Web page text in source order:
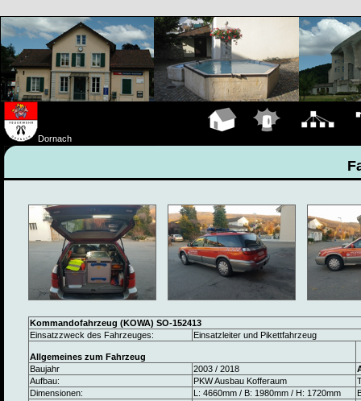
Dornach
Kommandofahrzeug (KOWA) SO-152413
Einsatzzweck des Fahrzeuges:
Einsatzleiter und Pikettfahrzeug
Allgemeines zum Fahrzeug
Baujahr
2003 / 2018
Aufbau:
PKW Ausbau Kofferaum
Dimensionen:
L: 4660mm / B: 1980mm / H: 1720mm